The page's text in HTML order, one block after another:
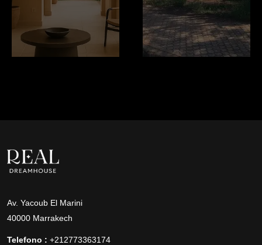
Av. Yacoub El Marini
40000 Marrakech
Telefono : +212773363174